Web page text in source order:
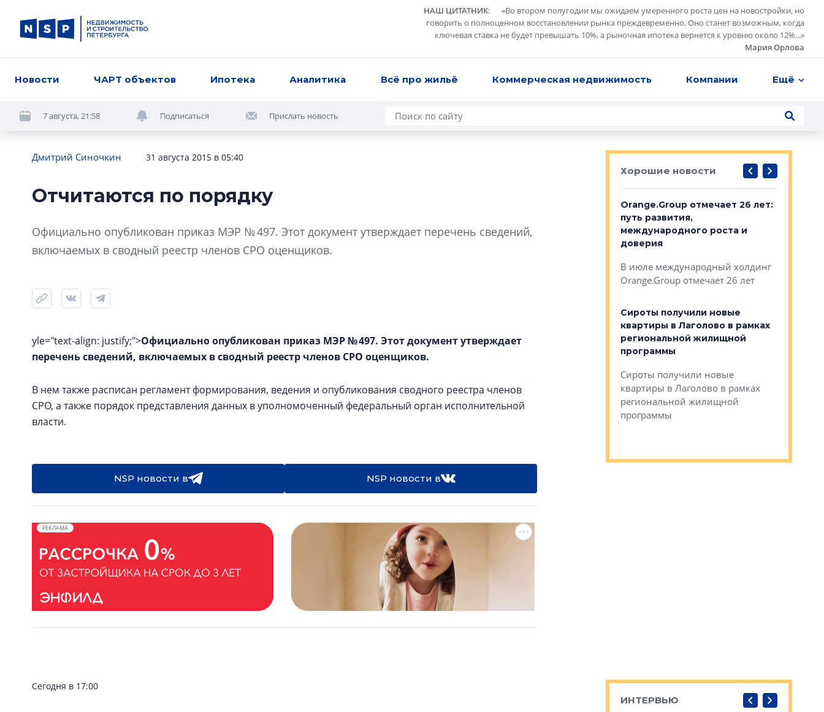
НАШ ЦИТАТНИК: «Во втором полугодии мы ожидаем умеренного роста цен на новостройки, но
говорить о полноценном восстановлении рынка преждевременно. Оно станет возможным, когда
ключевая ставка не будет превышать 10%, а рыночная ипотека вернется к уровню около 12%...»
Мария Орлова
Новости ЧАРТ объектов Ипотека Аналитика Всё про жильё Коммерческая недвижимость Компании Ещё
7 августа, 21:58 Подписаться Прислать новость
Дмитрий Синочкин 31 августа 2015 в 05:40
Отчитаются по порядку
Официально опубликован приказ МЭР № 497. Этот документ утверждает перечень сведений,
включаемых в сводный реестр членов СРО оценщиков.
yle="text-align: justify;">Официально опубликован приказ МЭР № 497. Этот документ утверждает
перечень сведений, включаемых в сводный реестр членов СРО оценщиков.
В нем также расписан регламент формирования, ведения и опубликования сводного реестра членов
СРО, а также порядок представления данных в уполномоченный федеральный орган исполнительной
власти.
NSP новости в NSP новости в
РЕКЛАМА
Хорошие новости
Гала-концертом завершился
один центр совмещенного
Петербурга появился еще один
центр совмещенного образования
Orange.Group отмечает 26 лет:
путь развития,
международного роста и
доверия
В июле международный холдинг
Orange.Group отмечает 26 лет
Сироты получили новые
квартиры в Лаголово в рамках
региональной жилищной
программы
Сироты получили новые
квартиры в Лаголово в рамках
региональной жилищной
программы
Сегодня в 17:00
ИНТЕРВЬЮ